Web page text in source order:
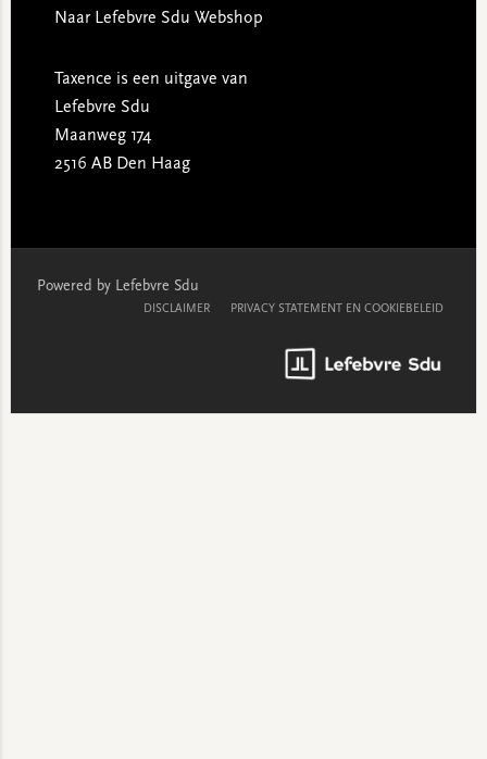
Naar Lefebvre Sdu Webshop
Taxence is een uitgave van
Lefebvre Sdu
Maanweg 174
2516 AB Den Haag
Powered by Lefebvre Sdu
DISCLAIMER PRIVACY STATEMENT EN COOKIEBELEID